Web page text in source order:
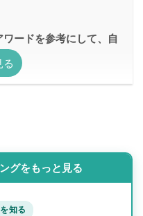
ードを参考にして、自
グをもっと見る
知る